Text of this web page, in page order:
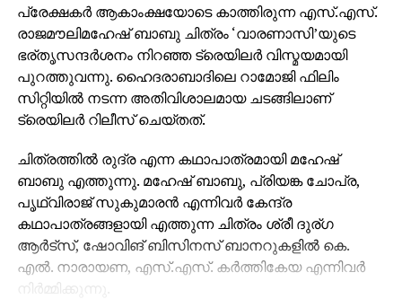
പ്രേക്ഷകര്‍ ആകാംക്ഷയോടെ കാത്തിരുന്ന എസ്.എസ്.
രാജമൗലിമഹേഷ് ബാബു ചിത്രം ‘വാരണാസി’യുടെ
ഭര്തൃസന്ദര്‍ശനം നിറഞ്ഞ ട്രെയിലര്‍ വിസ്മയമായി
പുറത്തുവന്നു. ഹൈദരാബാദിലെ റാമോജി ഫിലിം
സിറ്റിയില്‍ നടന്ന അതിവിശാലമായ ചടങ്ങിലാണ്
ട്രെയിലര്‍ റിലീസ് ചെയ്തത്.
ചിത്രത്തില്‍ രുദ്ര എന്ന കഥാപാത്രമായി മഹേഷ്
ബാബു എത്തുന്നു. മഹേഷ് ബാബു, പ്രിയങ്ക ചോപ്ര,
പൃഥ്വിരാജ് സുകുമാരന്‍ എന്നിവര്‍ കേന്ദ്ര
കഥാപാത്രങ്ങളായി എത്തുന്ന ചിത്രം ശ്രീ ദുര്ഗ
ആര്‍ട്‌സ്, ഷോവിങ് ബിസിനസ് ബാനറുകളില്‍ കെ.
എല്‍. നാരായണ, എസ്.എസ്. കര്‍ത്തികേയ എന്നിവര്‍
നിര്‍മ്മിക്കുന്നു.